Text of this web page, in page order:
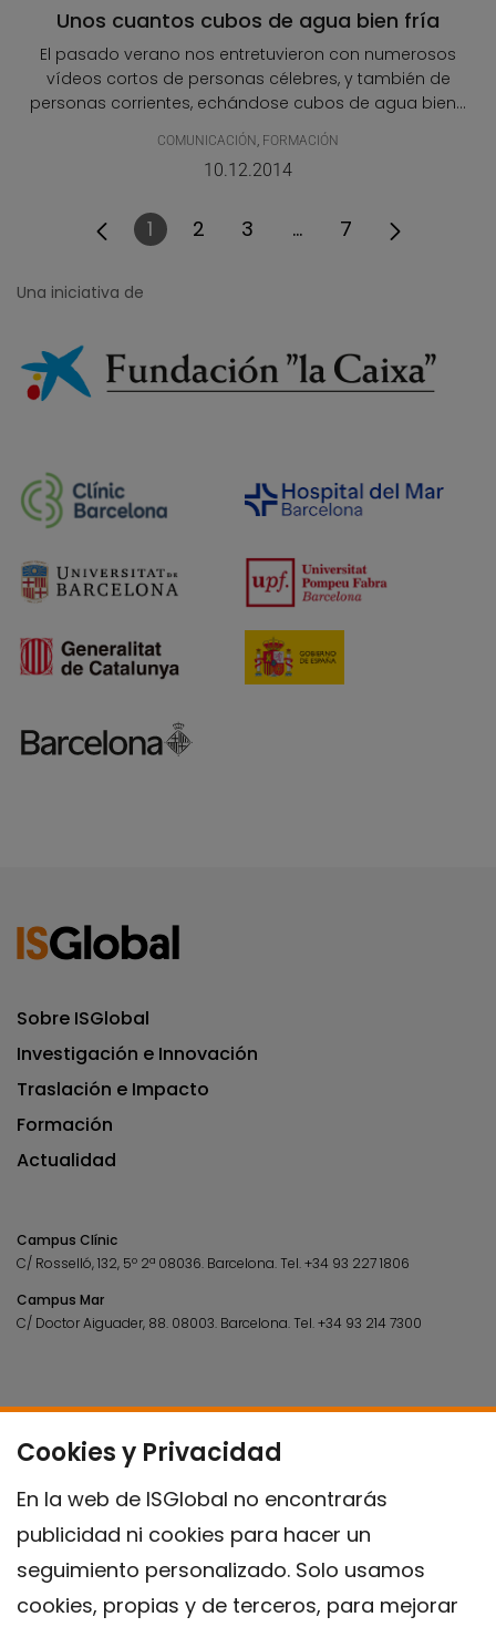
Unos cuantos cubos de agua bien fría
El pasado verano nos entretuvieron con numerosos
vídeos cortos de personas célebres, y también de
personas corrientes, echándose cubos de agua bien...
COMUNICACIÓN , FORMACIÓN
10.12.2014
Página
1
Página
2
Página
3 ...
PáginasPágina
7
Cookies y Privacidad
En la web de ISGlobal no encontrarás
publicidad ni cookies para hacer un
seguimiento personalizado. Solo usamos
cookies, propias y de terceros, para mejorar
Una iniciativa de
Sobre ISGlobal
Investigación e Innovación
Traslación e Impacto
Formación
Actualidad
Campus Clínic
C/ Rosselló, 132, 5º 2ª 08036. Barcelona.Tel.+34 93 227 1806
Campus Mar
C/ Doctor Aiguader, 88. 08003. Barcelona.Tel.+34 93 214 7300